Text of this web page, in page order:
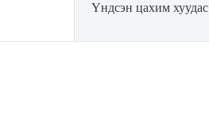
Үндсэн цахим хуудас